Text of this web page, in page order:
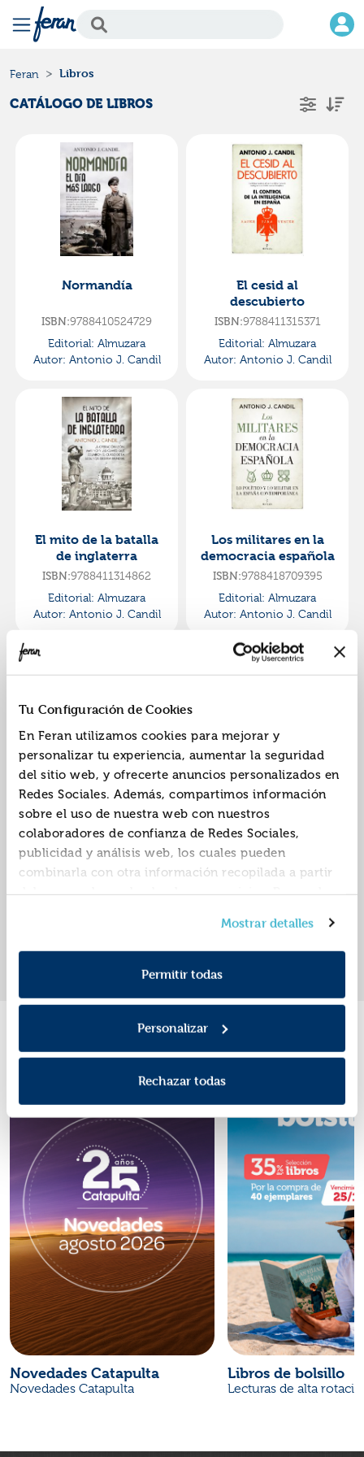
Tu Configuración de Cookies
En Feran utilizamos cookies para mejorar y
personalizar tu experiencia, aumentar la seguridad
del sitio web, y ofrecerte anuncios personalizados en
Redes Sociales. Además, compartimos información
sobre el uso de nuestra web con nuestros
colaboradores de confianza de Redes Sociales,
publicidad y análisis web, los cuales pueden
combinarla con otra información recopilada a partir
del uso que hayas hecho de sus servicios. Recuerda
consentimiento en cualquier momento. Para más
información consulta laPolítica de Cookiesy la
Política de Privacidad.
Mostrar detalles
Permitir todas
Personalizar
Rechazar todas
Feran Libros
CATÁLOGO DE LIBROS
Normandía
ISBN:9788410524729
Editorial: Almuzara
Autor: Antonio J. Candil
El cesid al
descubierto
ISBN:9788411315371
Editorial: Almuzara
Autor: Antonio J. Candil
El mito de la batalla
de inglaterra
ISBN:9788411314862
Editorial: Almuzara
Autor: Antonio J. Candil
Los militares en la
democracia española
ISBN:9788418709395
Editorial: Almuzara
Autor: Antonio J. Candil
23-f. el golpe del rey
ISBN:9788418205538
Editorial:Almuzara
Autor:Antonio J. Candil
« 1 »
Promociones
Novedades Catapulta
Novedades Catapulta
Libros de bolsillo
Lecturas de alta